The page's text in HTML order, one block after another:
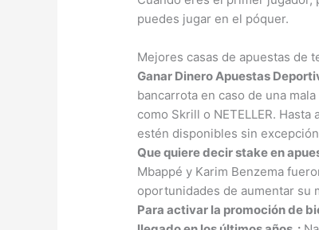
puedes jugar en el póquer.
Mejores casas de apuestas de
Ganar Dinero Apuestas
bancarrota en caso de una
como Skrill o NETELLER.
estén disponibles sin
Que quiere decir stake en
Mbappé y Karim Benzema
oportunidades de aumentar su
Para activar la promoción de